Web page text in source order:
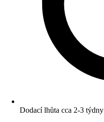
Dodací lhůta cca 2-3 týdny